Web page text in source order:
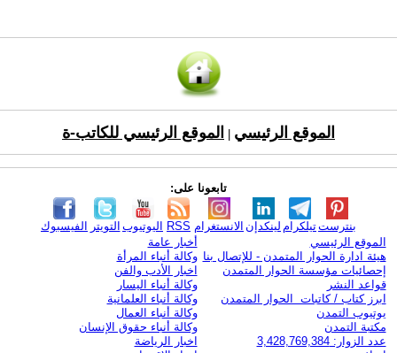
الموقع الرئيسي الموقع الرئيسي للكاتب-ة
تابعونا على:
الفيسبوك التويتر اليوتيوب RSS الانستغرام لينكدإن تيلكرامبنترست
الموقع الرئيسي
هيئة ادارة الحوار المتمدن - للإتصال بنا
إحصائيات مؤسسة الحوار المتمدن
قواعد النشر
ابرز كتاب / كاتبات الحوار المتمدن
يوتيوب التمدن
مكتبة التمدن
عدد الزوار: 3,428,769,384
أخبار عامة
وكالة أنباء المرأة
اخبار الأدب والفن
وكالة أنباء اليسار
وكالة أنباء العلمانية
وكالة أنباء العمال
وكالة أنباء حقوق الإنسان
اخبار الرياضة